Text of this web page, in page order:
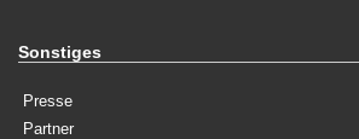
Sonstiges
Presse
Partner